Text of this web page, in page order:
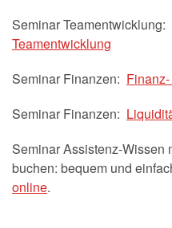
Seminar Teamentwicklung:
Teamentwicklung
Seminar Finanzen:
Seminar Finanzen:
Seminar Assistenz-Wissen
buchen: bequem und
online.